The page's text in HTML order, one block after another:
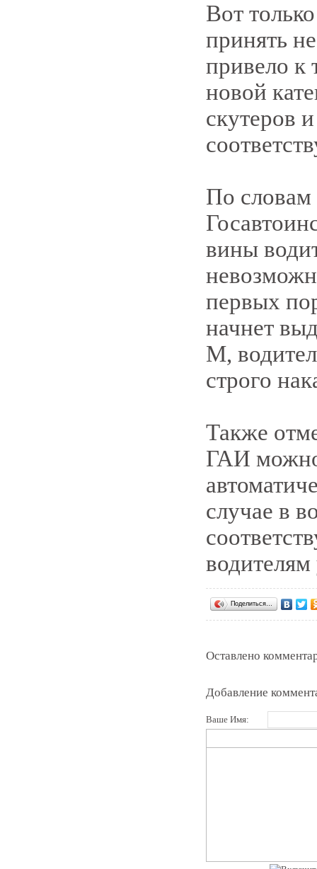
Вот
принять
привело к
новой
скутеров
По словам
вины
первых
начнет
М,
строго
Также
ГАИ
случае в
Поделиться…
Оставлено
Добавление
Ваше Имя: